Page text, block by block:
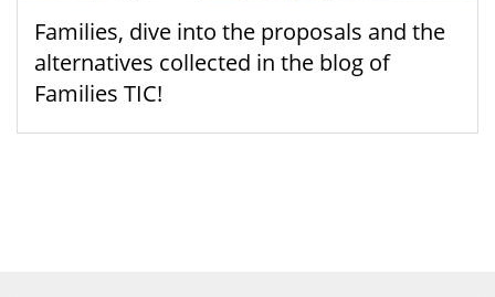
Families, dive into the proposals and the
alternatives collected in the blog of
Families TIC!